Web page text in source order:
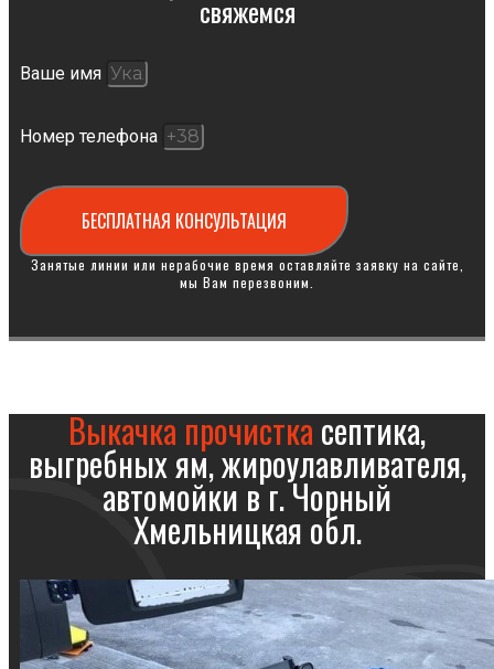
свяжемся​
Ваше имя
Номер телефона
БЕСПЛАТНАЯ КОНСУЛЬТАЦИЯ
Занятые линии или нерабочие время оставляйте заявку на сайте,
мы Вам перезвоним.
Выкачка прочисткасептика,
выгребных ям, жироулавливателя,
автомойки в г. Чорный
Хмельницкая обл.